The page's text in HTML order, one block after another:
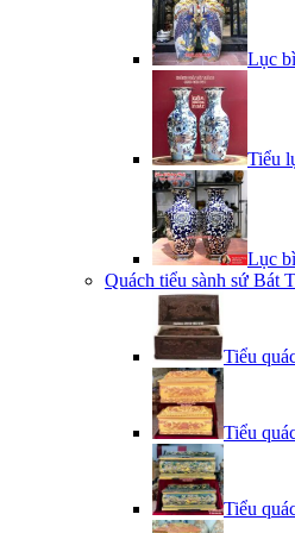
Lục
Tiểu
Lục
Quách tiểu sành sứ Bát
Tiểu
Tiểu
Tiểu